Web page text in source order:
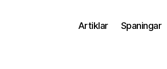
Artiklar Spaningar